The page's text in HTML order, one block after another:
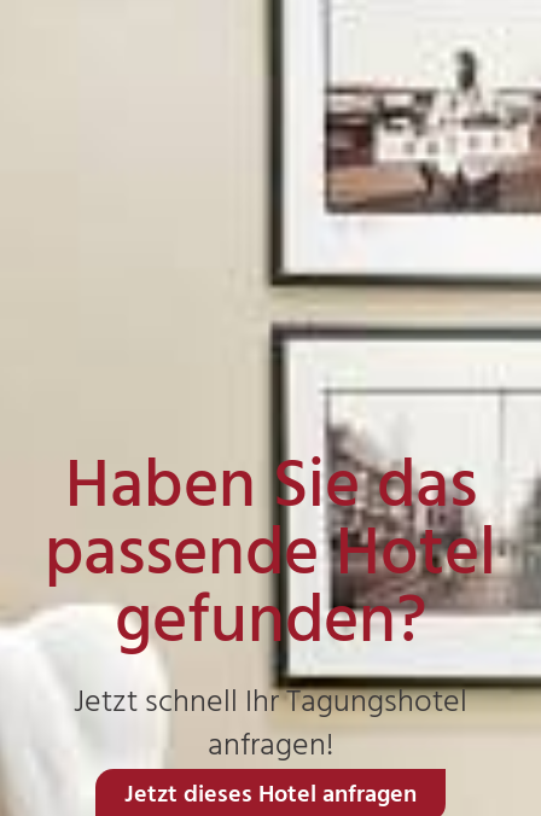
Haben Sie das
passende Hotel
gefunden?
Jetzt schnell Ihr Tagungshotel
anfragen!
Jetzt dieses Hotel anfragen